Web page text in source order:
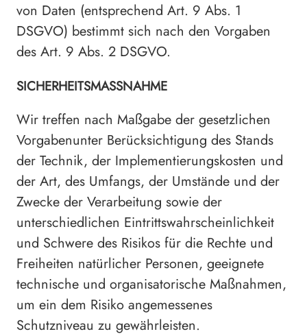
von Daten (entsprechend Art. 9 Abs. 1
DSGVO) bestimmt sich nach den Vorgaben
des Art. 9 Abs. 2 DSGVO.
SICHERHEITSMASSNAHME
Wir treffen nach Maßgabe der gesetzlichen
Vorgabenunter Berücksichtigung des Stands
der Technik, der Implementierungskosten und
der Art, des Umfangs, der Umstände und der
Zwecke der Verarbeitung sowie der
unterschiedlichen Eintrittswahrscheinlichkeit
und Schwere des Risikos für die Rechte und
Freiheiten natürlicher Personen, geeignete
technische und organisatorische Maßnahmen,
um ein dem Risiko angemessenes
Schutzniveau zu gewährleisten.